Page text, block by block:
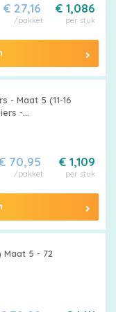
€ 1,086
per stuk
€ 27,16
/pakket
- Maat 5 (11-16
-
Pampers
€ 1,109
per stuk
70,95
/pakket
Maat 5 - 72